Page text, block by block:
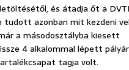
és átadja őt a
tudott azonban mit kezdeni
a másodosztályba kiesett
4 alkalommal lépett
tagja volt.